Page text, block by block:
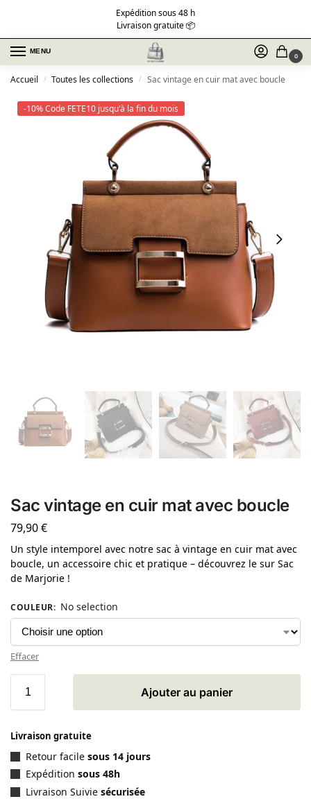
Expédition sous 48 h
Livraison gratuite 📦
MENU
0
Accueil / Toutes les collections / Sac vintage en cuir mat avec boucle
-10% Code FETE10 jusqu'à la fin du mois
Sac vintage en cuir mat avec boucle
79,90€
Un style intemporel avec notre sac à vintage en cuir mat avec
boucle, un accessoire chic et pratique – découvrez le sur Sac
de Marjorie !
COULEUR: No selection
Effacer
Ajouter au panier
Livraison gratuite
Retour facile sous 14 jours
Expédition sous 48h
Livraison Suivie sécurisée